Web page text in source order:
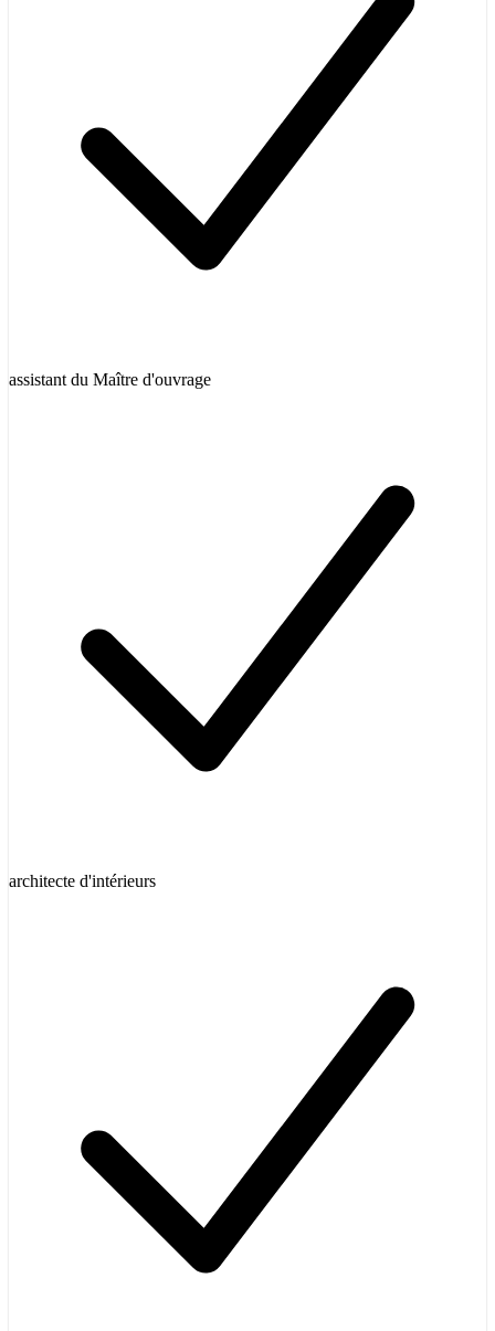
assistant du Maître d'ouvrage
architecte d'intérieurs